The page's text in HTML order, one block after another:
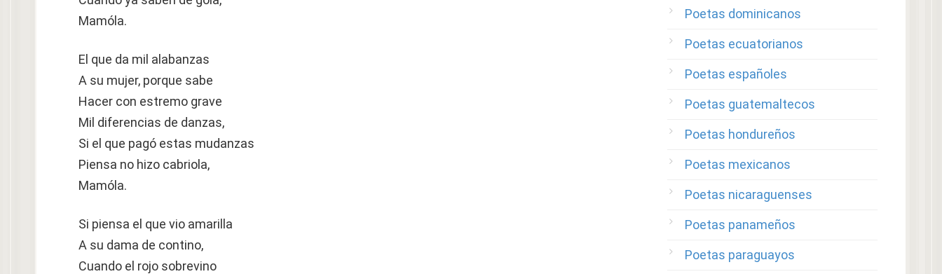
Mamóla.
El que da mil alabanzas
A su mujer, porque sabe
Hacer con estremo grave
Mil diferencias de danzas,
Si el que pagó estas mudanzas
Piensa no hizo cabriola,
Mamóla.
Si piensa el que vio amarilla
A su dama de contino,
Cuando el rojo sobrevino
Poetas dominicanos
Poetas ecuatorianos
Poetas españoles
Poetas guatemaltecos
Poetas hondureños
Poetas mexicanos
Poetas nicaraguenses
Poetas panameños
Poetas paraguayos